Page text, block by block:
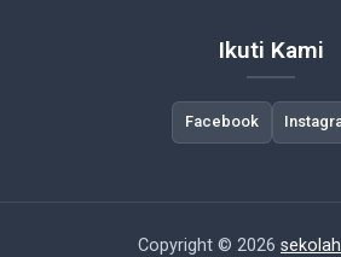
Ikuti Kami
Facebook
Copyright © 2026